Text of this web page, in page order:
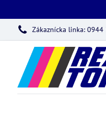
Zákaznícka linka: 0944